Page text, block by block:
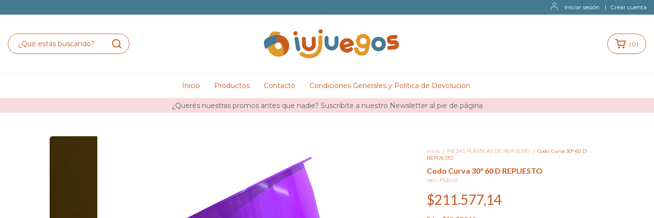
Iniciar sesión | Crear cuenta
¿Querés nuestras promos antes que nadie? Suscribite a nuestro Newsletter al pie de página
( 0 )
Inicio Productos Contacto Condiciones Generales y Política de Devolución
Inicio / PIEZAS PLÁSTICAS DE REPUESTO / Codo Curva 30° 60 D
REPUESTO
Codo Curva 30° 60 D REPUESTO
SKU: PSJ5110
$211.577,14